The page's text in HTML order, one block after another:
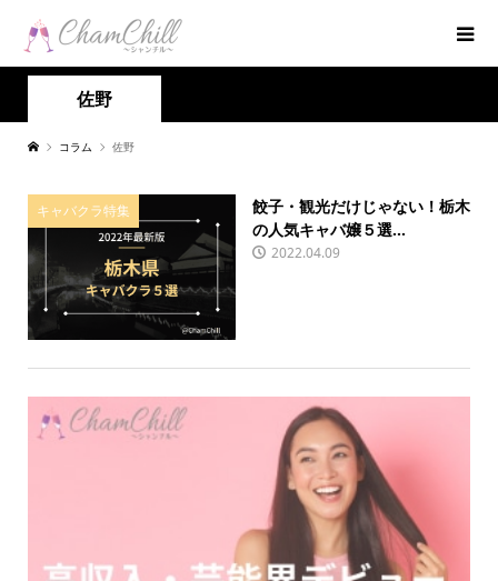
佐野
コラム 佐野
キャバクラ特集
餃子・観光だけじゃない！栃木
の人気キャバ嬢５選...
2022.04.09